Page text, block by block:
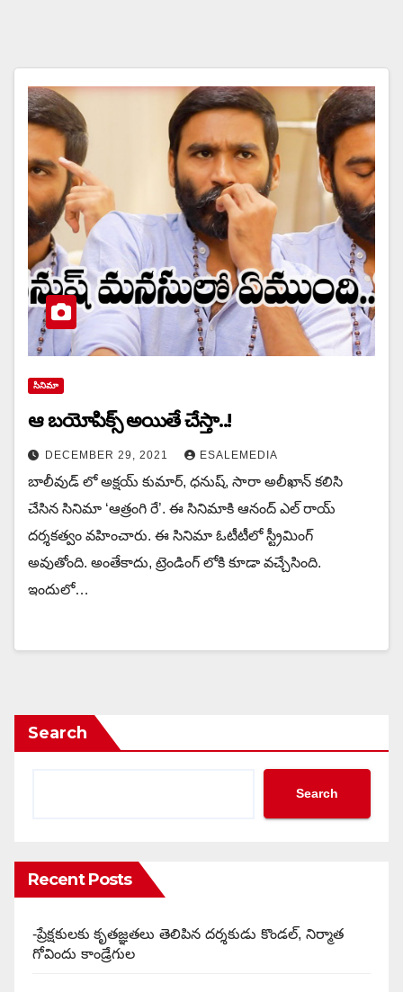
సినిమా
ఆ బయోపిక్స్ అయితే చేస్తా..!
DECEMBER 29, 2021 ESALEMEDIA
బాలీవుడ్ లో అక్షయ్‌ కుమార్, ధనుష్, సారా అలీఖాన్‌ కలిసి
చేసిన సినిమా ‘ఆత్రంగి రే’. ఈ సినిమాకి ఆనంద్‌ ఎల్‌ రాయ్‌
దర్శకత్వం వహించారు. ఈ సినిమా ఓటీటీలో స్ట్రీమింగ్
అవుతోంది. అంతేకాదు, ట్రెండింగ్ లోకి కూడా వచ్చేసింది.
ఇందులో…
Search
Search
Recent Posts
-ప్రేక్షకులకు కృతజ్ఞతలు తెలిపిన దర్శకుడు కొండల్, నిర్మాత
గోవిందు కాండ్రేగుల